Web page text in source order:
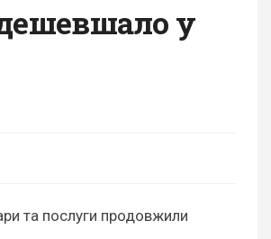
у
та послуги продовжили